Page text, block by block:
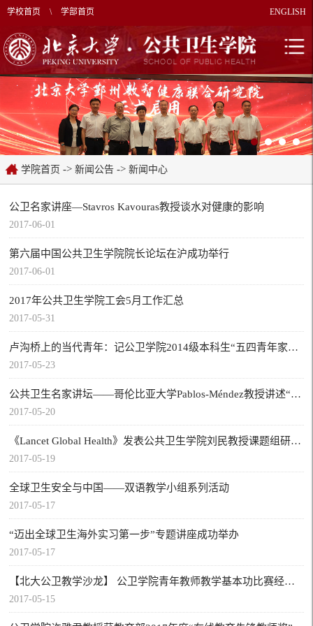
学校首页 \ 学部首页 ENGLISH
学院首页 -> 新闻公告 -> 新闻中心
公卫名家讲座—Stavros Kavouras教授谈水对健康的影响
2017-06-01
第六届中国公共卫生学院院长论坛在沪成功举行
2017-06-01
2017年公共卫生学院工会5月工作汇总
2017-05-31
卢沟桥上的当代青年：记公卫学院2014级本科生“五四青年家国情”党团日活动
2017-05-23
公共卫生名家讲坛——哥伦比亚大学Pablos-Méndez教授讲述“Changing World of Global Health”
2017-05-20
《Lancet Global Health》发表公共卫生学院刘民教授课题组研究成果
2017-05-19
全球卫生安全与中国——双语教学小组系列活动
2017-05-17
“迈出全球卫生海外实习第一步”专题讲座成功举办
2017-05-17
【北大公卫教学沙龙】 公卫学院青年教师教学基本功比赛经验交流
2017-05-15